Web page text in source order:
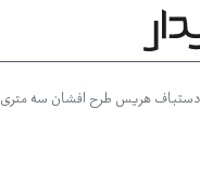
هریس طرح افشان سه متری